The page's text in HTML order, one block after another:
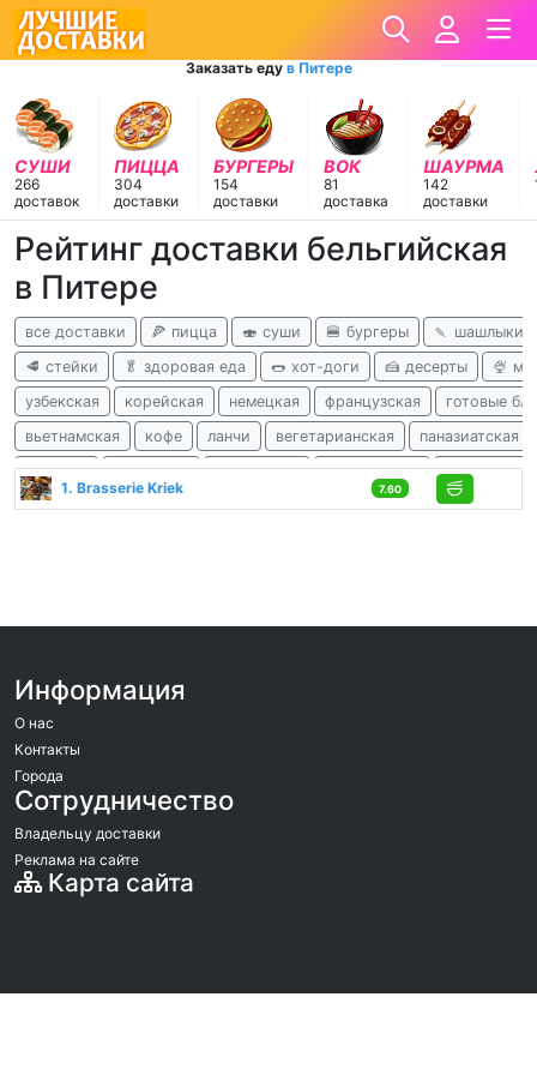
Заказать еду в Питере
СУШИ
266
доставок
ПИЦЦА
304
доставки
БУРГЕРЫ
154
доставки
ВОК
81
доставка
ШАУРМА
142
доставки
Рейтинг доставки бельгийская
в Питере
все доставки 🍕 пицца 🍣 суши 🍔 бургеры
🍡 шашлыки
🥩 стейки
🥬 здоровая еда 🌭 хот-доги 🍰 десерты
🍨
узбекская
корейская немецкая французская
готовые
вьетнамская
кофе ланчи вегетарианская
паназиатская
чешская
испанская перуанская израильская
1. Brasserie Kriek
7.60
Информация
О нас
Контакты
Города
Сотрудничество
Владельцу доставки
Реклама на сайте
Карта сайта